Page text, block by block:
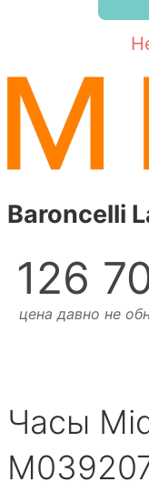
Baroncelli
126
цена давно не
Часы